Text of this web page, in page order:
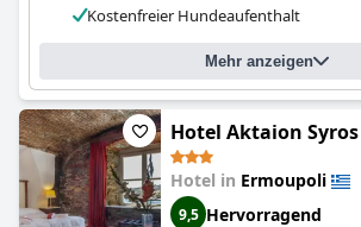
Kostenfreier Hundeaufenthalt
Mehr anzeigen
Hotel Aktaion Syros
Hotel in Ermoupoli
9,5 Hervorragend